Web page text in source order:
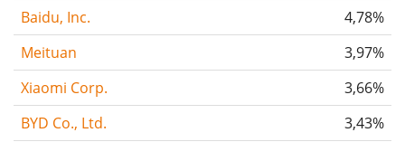
Baidu, Inc.
4,78%
Meituan
3,97%
Xiaomi Corp.
3,66%
BYD Co., Ltd.
3,43%